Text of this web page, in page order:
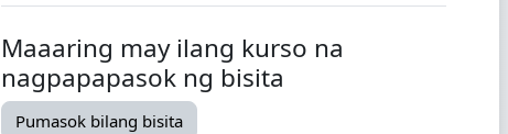
Maaaring may ilang kurso na
nagpapapasok ng bisita
Pumasok bilang bisita